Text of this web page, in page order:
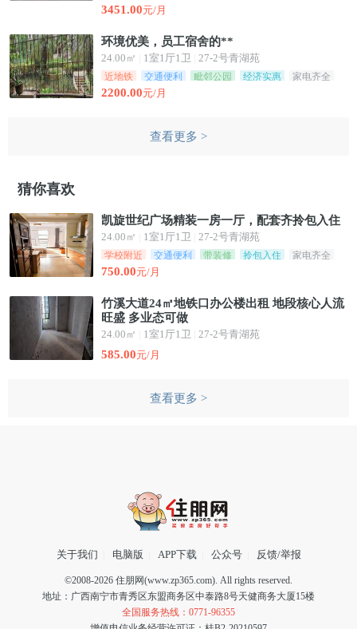
3451.00元/月
环境优美，员工宿舍的**
24.00㎡ 1室1厅1卫 27-2号青湖苑
近地铁 交通便利 毗邻公园 经济实惠 家电齐全
2200.00元/月
查看更多 >
猜你喜欢
凯旋世纪广场精装一房一厅，配套齐拎包入住
24.00㎡ 1室1厅1卫 27-2号青湖苑
学校附近 交通便利 带装修 拎包入住 家电齐全
750.00元/月
竹溪大道24㎡地铁口办公楼出租 地段核心人流
旺盛 多业态可做
24.00㎡ 1室1厅1卫 27-2号青湖苑
585.00元/月
查看更多 >
关于我们 电脑版 APP下载 公众号 反馈/举报
©2008-2026 住朋网(www.zp365.com). All rights reserved.
地址：广西南宁市青秀区东盟商务区中泰路8号天健商务大厦15楼
全国服务热线：0771-96355